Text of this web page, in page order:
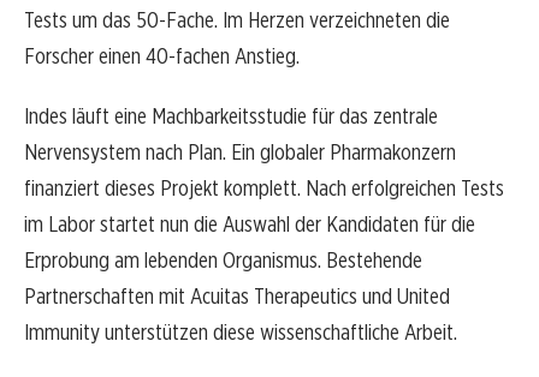
Tests um das 50-Fache. Im Herzen verzeichneten die
Forscher einen 40-fachen Anstieg.
Indes läuft eine Machbarkeitsstudie für das zentrale
Nervensystem nach Plan. Ein globaler Pharmakonzern
finanziert dieses Projekt komplett. Nach erfolgreichen Tests
im Labor startet nun die Auswahl der Kandidaten für die
Erprobung am lebenden Organismus. Bestehende
Partnerschaften mit Acuitas Therapeutics und United
Immunity unterstützen diese wissenschaftliche Arbeit.